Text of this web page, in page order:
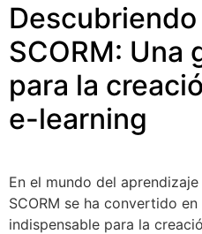
SCORM: Una
para la
e-learning
En el mundo del
SCORM se ha convertido
indispensable para la